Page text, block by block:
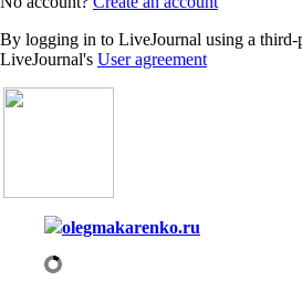
By logging in to LiveJournal using a third-
LiveJournal's User agreement
olegmakarenko.ru